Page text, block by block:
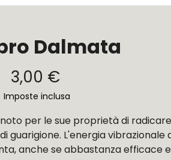
Dalmata
3,00 €Prezzo
Imposte inclusa
per le sue proprietà di
guarigione. L'energia vibrazionale
anche se abbastanza efficace e